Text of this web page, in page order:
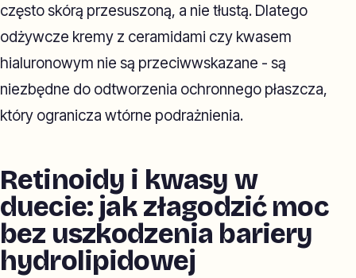
często skórą przesuszoną, a nie tłustą. Dlatego
odżywcze kremy z ceramidami czy kwasem
hialuronowym nie są przeciwwskazane - są
niezbędne do odtworzenia ochronnego płaszcza,
który ogranicza wtórne podrażnienia.
Retinoidy i kwasy w
duecie: jak złagodzić moc
bez uszkodzenia bariery
hydrolipidowej